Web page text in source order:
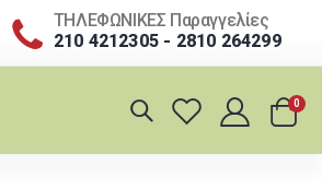
ΤΗΛΕΦΩΝΙΚΕΣ Παραγγελίες
210 4212305 - 2810 264299
0